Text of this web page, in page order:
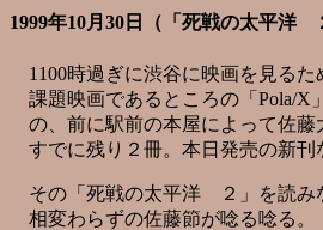
1999年10月30日（「死戦の太平洋
1100時過ぎに渋谷に映画を見るた
課題映画であるところの「Pola/X
の、前に駅前の本屋によって佐藤
すでに残り２冊。本日発売の新刊
その「死戦の太平洋 ２」を読み
相変わらずの佐藤節が唸る唸る。